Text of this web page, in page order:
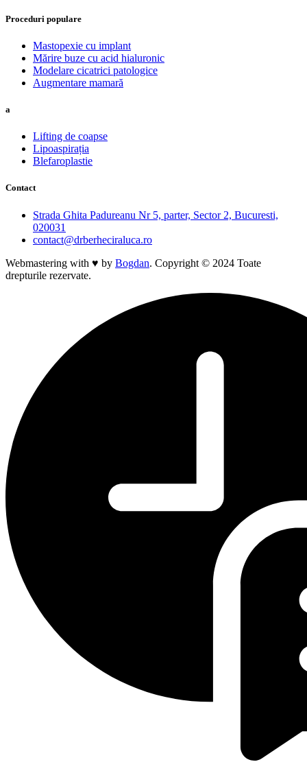
Proceduri populare
Mastopexie cu implant
Mărire buze cu acid hialuronic
Modelare cicatrici patologice
Augmentare mamară
a
Lifting de coapse
Lipoaspirația
Blefaroplastie
Contact
Strada Ghita Padureanu Nr 5, parter, Sector 2, Bucuresti,
020031
contact@drberheciraluca.ro
Webmastering with ♥ by Bogdan. Copyright © 2024 Toate
drepturile rezervate.